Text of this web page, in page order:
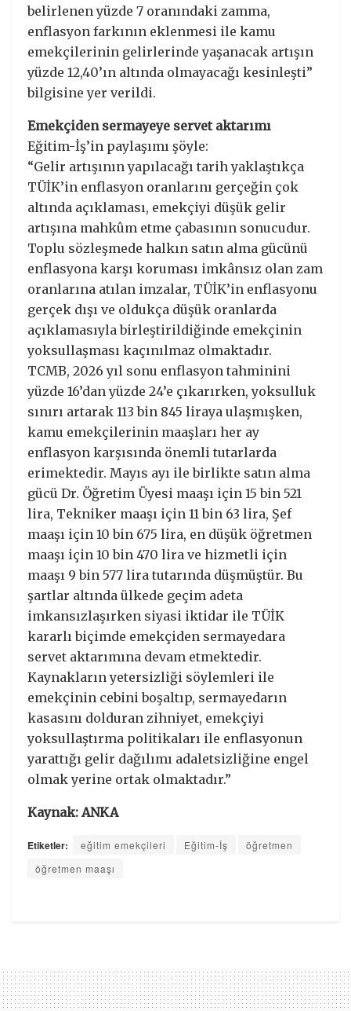
belirlenen yüzde 7 oranındaki zamma,
enflasyon farkının eklenmesi ile kamu
emekçilerinin gelirlerinde yaşanacak artışın
yüzde 12,40’ın altında olmayacağı kesinleşti”
bilgisine yer verildi.
Emekçiden sermayeye servet aktarımı
Eğitim-İş’in paylaşımı şöyle:
“Gelir artışının yapılacağı tarih yaklaştıkça
TÜİK’in enflasyon oranlarını gerçeğin çok
altında açıklaması, emekçiyi düşük gelir
artışına mahkûm etme çabasının sonucudur.
Toplu sözleşmede halkın satın alma gücünü
enflasyona karşı koruması imkânsız olan zam
oranlarına atılan imzalar, TÜİK’in enflasyonu
gerçek dışı ve oldukça düşük oranlarda
açıklamasıyla birleştirildiğinde emekçinin
yoksullaşması kaçınılmaz olmaktadır.
TCMB, 2026 yıl sonu enflasyon tahminini
yüzde 16’dan yüzde 24’e çıkarırken, yoksulluk
sınırı artarak 113 bin 845 liraya ulaşmışken,
kamu emekçilerinin maaşları her ay
enflasyon karşısında önemli tutarlarda
erimektedir. Mayıs ayı ile birlikte satın alma
gücü Dr. Öğretim Üyesi maaşı için 15 bin 521
lira, Tekniker maaşı için 11 bin 63 lira, Şef
maaşı için 10 bin 675 lira, en düşük öğretmen
maaşı için 10 bin 470 lira ve hizmetli için
maaşı 9 bin 577 lira tutarında düşmüştür. Bu
şartlar altında ülkede geçim adeta
imkansızlaşırken siyasi iktidar ile TÜİK
kararlı biçimde emekçiden sermayedara
servet aktarımına devam etmektedir.
Kaynakların yetersizliği söylemleri ile
emekçinin cebini boşaltıp, sermayedarın
kasasını dolduran zihniyet, emekçiyi
yoksullaştırma politikaları ile enflasyonun
yarattığı gelir dağılımı adaletsizliğine engel
olmak yerine ortak olmaktadır.”
Kaynak: ANKA
Etiketler: eğitim emekçileri Eğitim-İş
öğretmen
öğretmen maaşı